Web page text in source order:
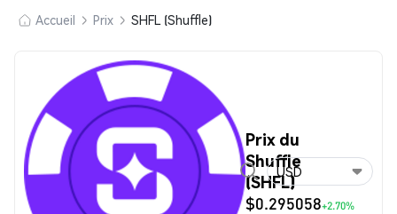
Accueil Prix SHFL (Shuffle)
Prix du
Shuffle
(SHFL)
$0.295058+2.70%
USD